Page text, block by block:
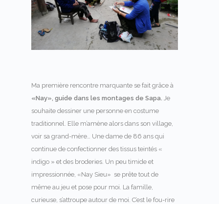
Ma première rencontre marquante se fait grâce à
«Nay», guide dans les montages de Sapa. Je
souhaite dessiner une personne en costume
traditionnel. Elle m’amène alors dans son village,
voir sa grand-mère… Une dame de 86 ans qui
continue de confectionner des tissus teintés «
indigo » et des broderies. Un peu timide et
impressionnée, «Nay Sieu» se prête tout de
même au jeu et pose pour moi. La famille,
curieuse, s’attroupe autour de moi. C’est le fou-rire